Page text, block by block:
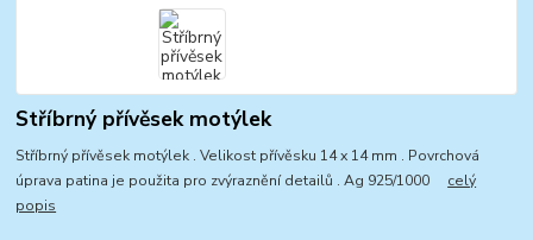
Stříbrný přívěsek motýlek
Stříbrný přívěsek motýlek . Velikost přívěsku 14 x 14 mm . Povrchová
úprava patina je použita pro zvýraznění detailů . Ag 925/1000 celý
popis